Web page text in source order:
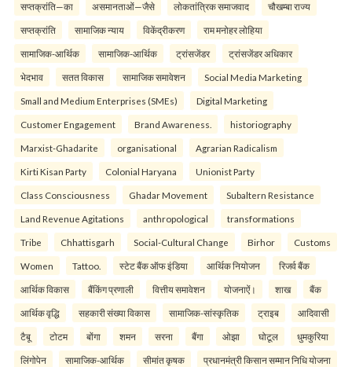
सप्तक्रांति—का असमानताओं—जैसे लोकतांत्रिक समाजवाद चौखम्बा राज्य
सप्तक्रांति सामाजिक न्याय विकेंद्रीकरण राम मनोहर लोहिया
सामाजिक-आर्थिक सामाजिक-आर्थिक ट्रांसजेंडर ट्रांसजेंडर अधिकार
भेदभाव सतत विकास सामाजिक समावेशन Social Media Marketing
Small and Medium Enterprises (SMEs) Digital Marketing
Customer Engagement Brand Awareness. historiography
Marxist-Ghadarite organisational Agrarian Radicalism
Kirti Kisan Party Colonial Haryana Unionist Party
Class Consciousness Ghadar Movement Subaltern Resistance
Land Revenue Agitations anthropological transformations
Tribe Chhattisgarh Social-Cultural Change Birhor Customs
Women Tattoo. स्टेट बैंक ऑफ इंडिया आर्थिक नियोजन रिजर्व बैंक
आर्थिक विकास बैंकिंग प्रणाली वित्तीय समावेशन योजनाऐं। शाख बैंक
आर्थिक वृद्धि सहकारी संख्या विकास सामाजिक-सांस्कृतिक ट्राइब आदिवासी
टैबू टोटम बोंगा शमन सरना बैंगा ओझा घोटूल धुमकुरिया
लिंगोपेन सामाजिक-आर्थिक सीमांत कृषक प्रधानमंत्री किसान सम्मान निधि योजना